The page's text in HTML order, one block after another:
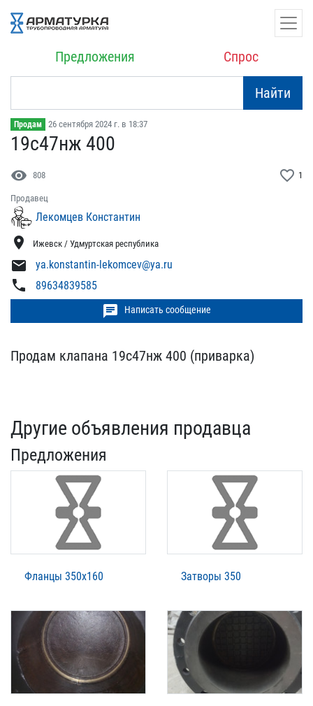
Предложения Спрос
Найти
Продам 26 сентября 2024 г. в 18:37
19с47нж 400
visibility 808 favorite_border 1
Продавец
Лекомцев Константин
location_on Ижевск / Удмуртская республика
mail ya.konstantin-lekomcev@ya.ru
phone 89634839585
chat Написать сообщение
Продам клапана 19с47нж 4​00 (приварка)
Другие объявления продавца
Предложения
Фланцы 350х160 Затворы 350